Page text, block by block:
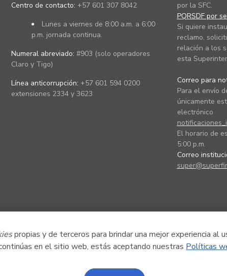
propias y de terceros para brindar una mejor experiencia al
en el sitio web, estás aceptando nuestras Políticas
Centro de contacto: +57 601 307 8042
Lunes a viernes de 8:00 a.m. a 6:00
p.m. jornada continua.
Numeral abreviado: #903 (solo operadores
Claro y Tigo)
Línea anticorrupción: +57 601 594 0200
extensiones 2334 y 3623
por la SFC.
PQRSDF por
Si quiere
reclamo,
relación a los
esta
Correo para
Para el envío
únicamente
electrónico
El horario de
5:00 p.m.
Correo